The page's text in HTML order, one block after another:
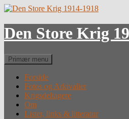
Hop
indhold
Den Store Krig
Søg
Primær menu
Forside
Fotos og Arkivalier
Krigsdeltagere
Om
Lister, links & litteratur